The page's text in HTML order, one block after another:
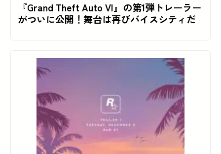
『Grand Theft Auto VI』の第1弾トレーラー
がついに公開！舞台は再びバイスシティだ